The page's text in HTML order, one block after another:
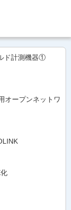
ド計測機器①
オープンネットワ